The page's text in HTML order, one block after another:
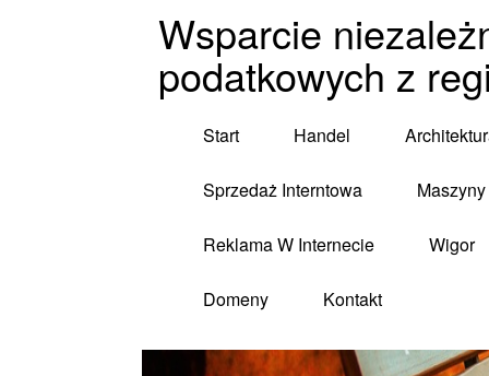
Wsparcie
podatkowych z
Start Handel
Sprzedaż Interntowa
Reklama W Internecie Wigor
Domeny Kontakt